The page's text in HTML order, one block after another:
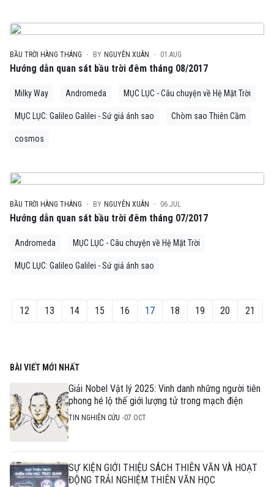
BẦU TRỜI HÀNG THÁNG BY NGUYỄN XUÂN 01.AUG
Hướng dẫn quan sát bầu trời đêm tháng 08/2017
Milky Way Andromeda MỤC LỤC - Câu chuyện về Hệ Mặt Trời
MỤC LỤC: Galileo Galilei - Sứ giả ánh sao Chòm sao Thiên Cầm
cosmos
BẦU TRỜI HÀNG THÁNG BY NGUYỄN XUÂN 06.JUL
Hướng dẫn quan sát bầu trời đêm tháng 07/2017
Andromeda MỤC LỤC - Câu chuyện về Hệ Mặt Trời
MỤC LỤC: Galileo Galilei - Sứ giả ánh sao
12 13 14 15 16 17 18 19 20 21
BÀI VIẾT MỚI NHẤT
Giải Nobel Vật lý 2025: Vinh danh những người tiên
phong hé lộ thế giới lượng tử trong mạch điện
TIN NGHIÊN CỨU 07.OCT
SỰ KIỆN GIỚI THIỆU SÁCH THIÊN VĂN VÀ HOẠT
ĐỘNG TRẢI NGHIỆM THIÊN VĂN HỌC